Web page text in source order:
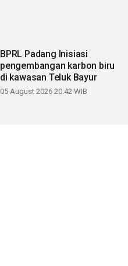
BPRL Padang Inisiasi
pengembangan karbon biru
di kawasan Teluk Bayur
05 August 2026 20:42 WIB